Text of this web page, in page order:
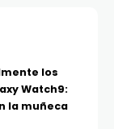
los
Watch9:
la muñeca